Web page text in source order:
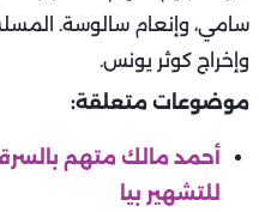
سامي، وإنعام سالوسة.
وإخراج كوثر يونس.
موضوعات متعلقة:
أحمد مالك متهم
للتشهير بيا